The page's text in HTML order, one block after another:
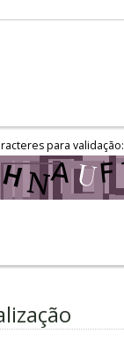
para validação: